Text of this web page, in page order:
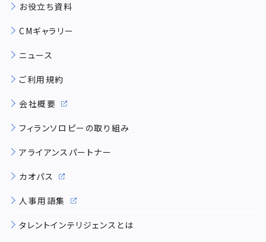
お役立ち資料
CMギャラリー
ニュース
ご利用規約
会社概要
フィランソロピーの取り組み
アライアンスパートナー
カオパス
人事用語集
タレントインテリジェンスとは